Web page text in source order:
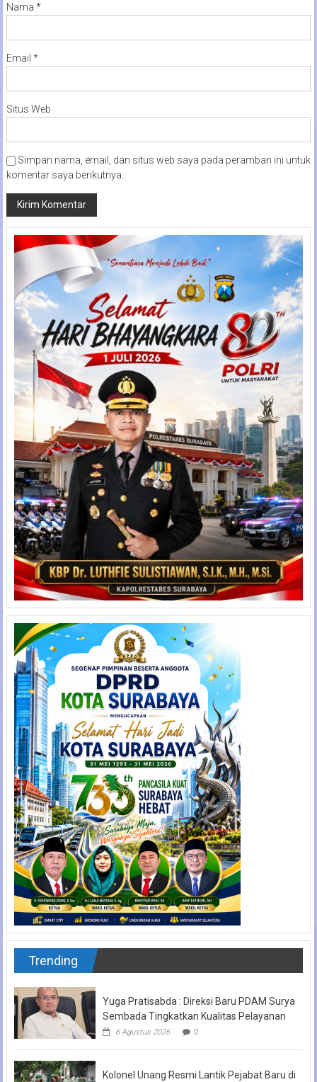
Nama *
Email *
Situs Web
Simpan nama, email, dan situs web saya pada peramban ini untuk
komentar saya berikutnya.
Trending
Yuga Pratisabda : Direksi Baru PDAM Surya
Sembada Tingkatkan Kualitas Pelayanan
6 Agustus 2026 0
Kolonel Unang Resmi Lantik Pejabat Baru di